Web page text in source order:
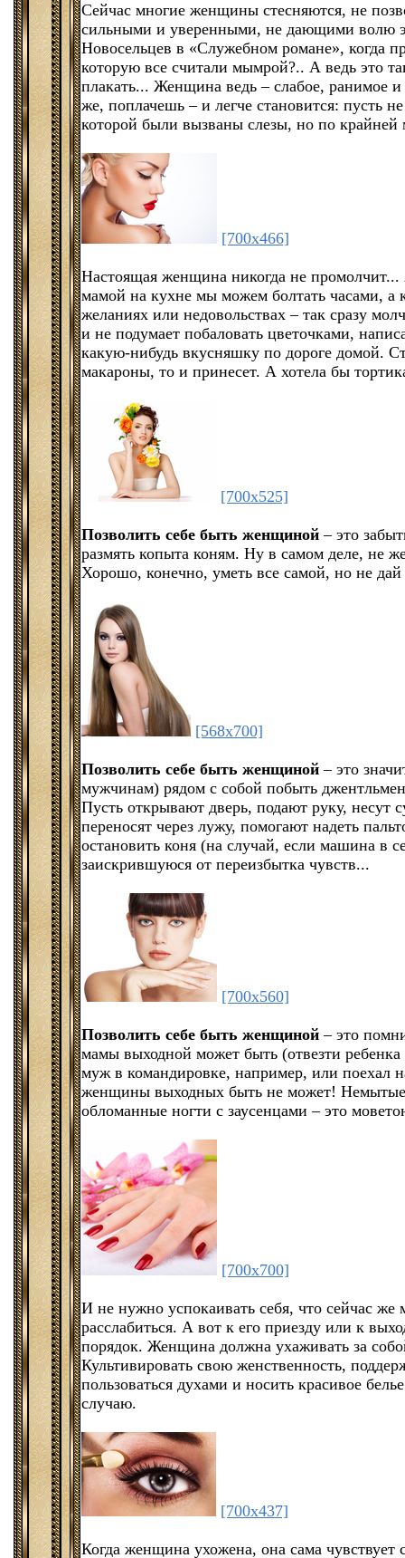
Сейчас многие женщины стесняются, не
сильными и уверенными, не дающими волю
Новосельцев в «Служебном романе», когда
которую все считали мымрой?.. А ведь это
плакать... Женщина ведь – слабое, ранимое
же, поплачешь – и легче становится: пусть
которой были вызваны слезы, но по крайней
[700x466]
Настоящая женщина никогда не
мамой на кухне мы можем болтать часами, а
желаниях или недовольствах – так сразу
и не подумает побаловать цветочками,
какую-нибудь вкусняшку по дороге домой.
макароны, то и принесет. А хотела бы
[700x525]
Позволить себе быть женщиной – это
размять копыта коням. Ну в самом деле, не
Хорошо, конечно, уметь все самой, но не дай
[568x700]
Позволить себе быть женщиной – это
мужчинам) рядом с собой побыть
Пусть открывают дверь, подают руку, несут
переносят через лужу, помогают надеть
остановить коня (на случай, если машина в
заискрившуюся от переизбытка чувств...
[700x560]
Позволить себе быть женщиной – это
мамы выходной может быть (отвезти
муж в командировке, например, или поехал
женщины выходных быть не может!
обломанные ногти с заусенцами – это
[700x700]
И не нужно успокаивать себя, что сейчас
расслабиться. А вот к его приезду или к
порядок. Женщина должна ухаживать за
Культивировать свою женственность,
пользоваться духами и носить красивое
случаю.
[700x437]
Когда женщина ухожена, она сама чувствует